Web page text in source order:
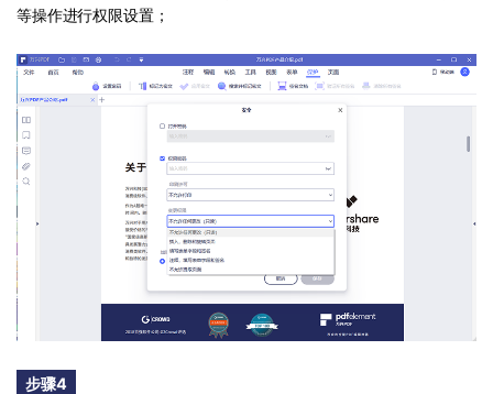
等操作进行权限设置；
步骤4